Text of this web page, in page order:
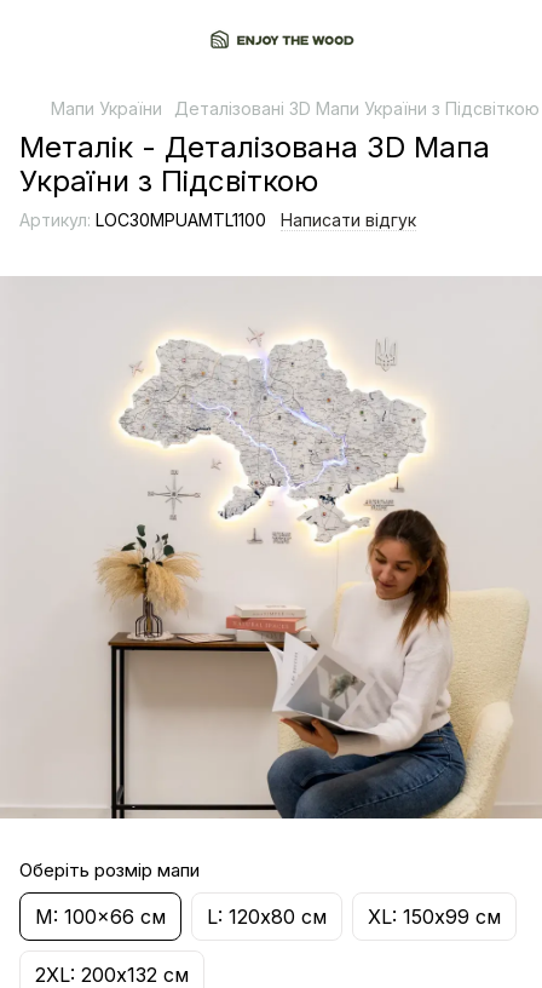
Мапи України Деталізовані 3D Мапи України з Підсвіткою
Металік - Деталізована 3D Мапа
України з Підсвіткою
Артикул: LOС30MPUAMTL1100 Написати відгук
Оберіть розмір мапи
M: 100x66 см L: 120х80 см XL: 150х99 см
2XL: 200х132 см